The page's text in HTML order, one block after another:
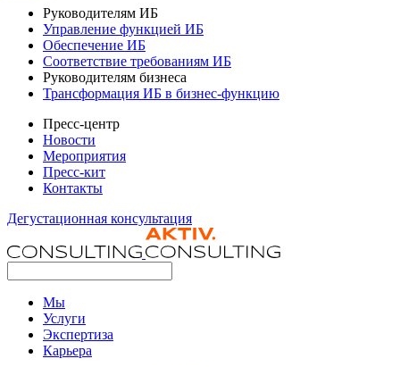
Руководителям ИБ
Управление функцией ИБ
Обеспечение ИБ
Соответствие требованиям ИБ
Руководителям бизнеса
Трансформация ИБ в бизнес-функцию
Пресс-центр
Новости
Мероприятия
Пресс-кит
Контакты
Дегустационная консультация
Мы
Услуги
Экспертиза
Карьера